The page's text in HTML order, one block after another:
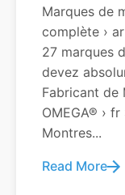
Marques de
complète ›
27 marques
devez
Fabricant de
OMEGA® ›
Montres...
Read More